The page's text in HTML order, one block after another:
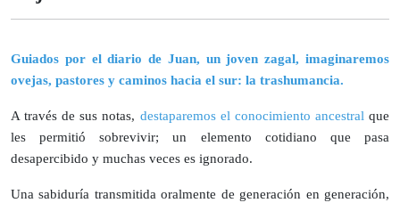
Guiados por el diario de Juan, un joven zagal, imaginaremos
ovejas, pastores y caminos hacia el sur: la trashumancia.
A través de sus notas, destaparemos el conocimiento ancestral que
les permitió sobrevivir; un elemento cotidiano que pasa
desapercibido y muchas veces es ignorado.
Una sabiduría transmitida oralmente de generación en generación,